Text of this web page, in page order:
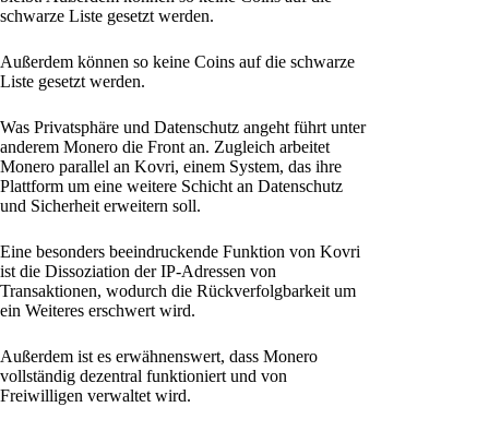
schwarze Liste gesetzt werden.
Außerdem können so keine Coins auf die schwarze
Liste gesetzt werden.
Was Privatsphäre und Datenschutz angeht führt unter
anderem Monero die Front an. Zugleich arbeitet
Monero parallel an Kovri, einem System, das ihre
Plattform um eine weitere Schicht an Datenschutz
und Sicherheit erweitern soll.
Eine besonders beeindruckende Funktion von Kovri
ist die Dissoziation der IP-Adressen von
Transaktionen, wodurch die Rückverfolgbarkeit um
ein Weiteres erschwert wird.
Außerdem ist es erwähnenswert, dass Monero
vollständig dezentral funktioniert und von
Freiwilligen verwaltet wird.